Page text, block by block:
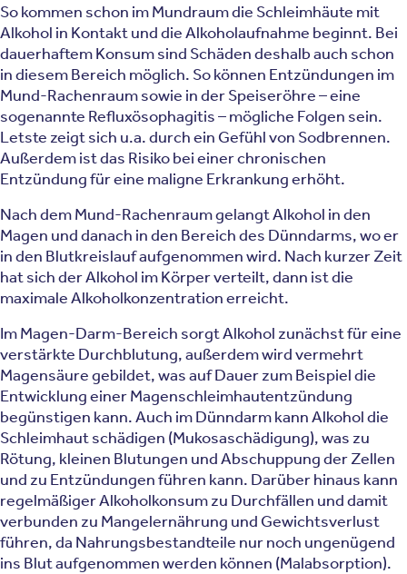
So kommen schon im Mundraum die Schleimhäute mit
Alkohol in Kontakt und die Alkoholaufnahme beginnt. Bei
dauerhaftem Konsum sind Schäden deshalb auch schon
in diesem Bereich möglich. So können Entzündungen im
Mund-Rachenraum sowie in der Speiseröhre – eine
sogenannte Refluxösophagitis – mögliche Folgen sein.
Letste zeigt sich u.a. durch ein Gefühl von Sodbrennen.
Außerdem ist das Risiko bei einer chronischen
Entzündung für eine maligne Erkrankung erhöht.
Nach dem Mund-Rachenraum gelangt Alkohol in den
Magen und danach in den Bereich des Dünndarms, wo er
in den Blutkreislauf aufgenommen wird. Nach kurzer Zeit
hat sich der Alkohol im Körper verteilt, dann ist die
maximale Alkoholkonzentration erreicht.
Im Magen-Darm-Bereich sorgt Alkohol zunächst für eine
verstärkte Durchblutung, außerdem wird vermehrt
Magensäure gebildet, was auf Dauer zum Beispiel die
Entwicklung einer Magenschleimhautentzündung
begünstigen kann. Auch im Dünndarm kann Alkohol die
Schleimhaut schädigen (Mukosaschädigung), was zu
Rötung, kleinen Blutungen und Abschuppung der Zellen
und zu Entzündungen führen kann. Darüber hinaus kann
regelmäßiger Alkoholkonsum zu Durchfällen und damit
verbunden zu Mangelernährung und Gewichtsverlust
führen, da Nahrungsbestandteile nur noch ungenügend
ins Blut aufgenommen werden können (Malabsorption).